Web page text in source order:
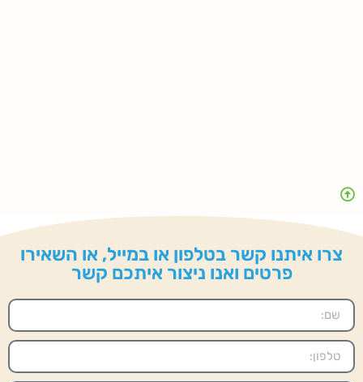
צרו איתנו קשר בטלפון או במייל, או השאירו
פרטים ואנו ניצור איתכם קשר